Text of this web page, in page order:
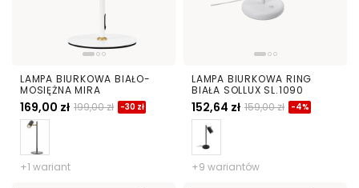
LAMPA BIURKOWA BIAŁO-
MOSIĘŻNA MIRA
169,00 zł 199,00 zł -30 zł
+1 wariant
LAMPA BIURKOWA RING
BIAŁA SOLLUX SL.1090
152,64 zł 159,00 zł -4%
+9 wariantów